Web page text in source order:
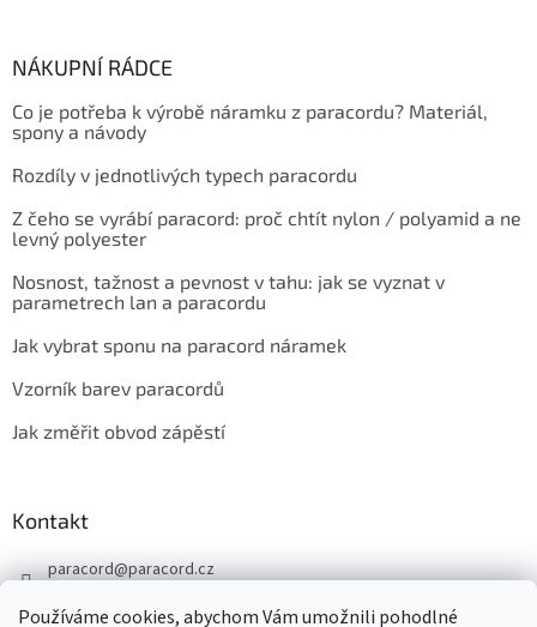
Používáme cookies, abychom Vám umožnili pohodlné
NÁKUPNÍ RÁDCE
Co je potřeba k výrobě náramku z paracordu? Materiál,
spony a návody
Rozdíly v jednotlivých typech paracordu
Z čeho se vyrábí paracord: proč chtít nylon / polyamid a ne
levný polyester
Nosnost, tažnost a pevnost v tahu: jak se vyznat v
parametrech lan a paracordu
Jak vybrat sponu na paracord náramek
Vzorník barev paracordů
Jak změřit obvod zápěstí
Kontakt
paracord@paracord.cz
+420 603 230 467